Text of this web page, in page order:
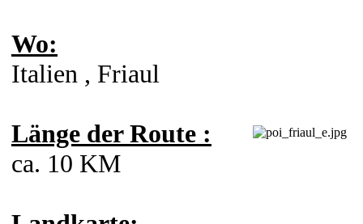
Wo:
Italien , Friaul
Länge der Route :
ca. 10 KM